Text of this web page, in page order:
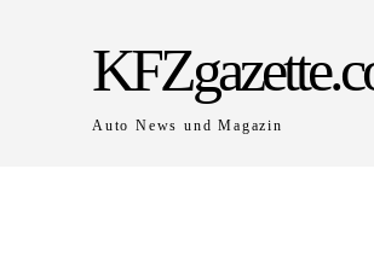
Auto News und Magazin